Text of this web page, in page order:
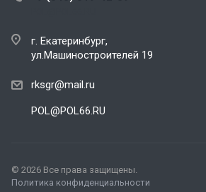
г. Екатеринбург,
ул.Машиностроителей 19
rksgr@mail.ru
POL@POL66.RU
© 2026 Все права защищены.
Политика конфиденциальности